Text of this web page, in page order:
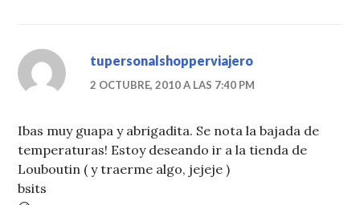
tupersonalshopperviajero
2 OCTUBRE, 2010 A LAS 7:40 PM
Ibas muy guapa y abrigadita. Se nota la bajada de
temperaturas! Estoy deseando ir a la tienda de
Louboutin ( y traerme algo, jejeje )
bsits